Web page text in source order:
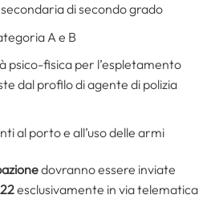
di secondo grado
A e B
psico-fisica per l’espletamento
dal profilo di agente di polizia
al porto e all’uso delle armi
dovranno essere inviate
esclusivamente in via telematica